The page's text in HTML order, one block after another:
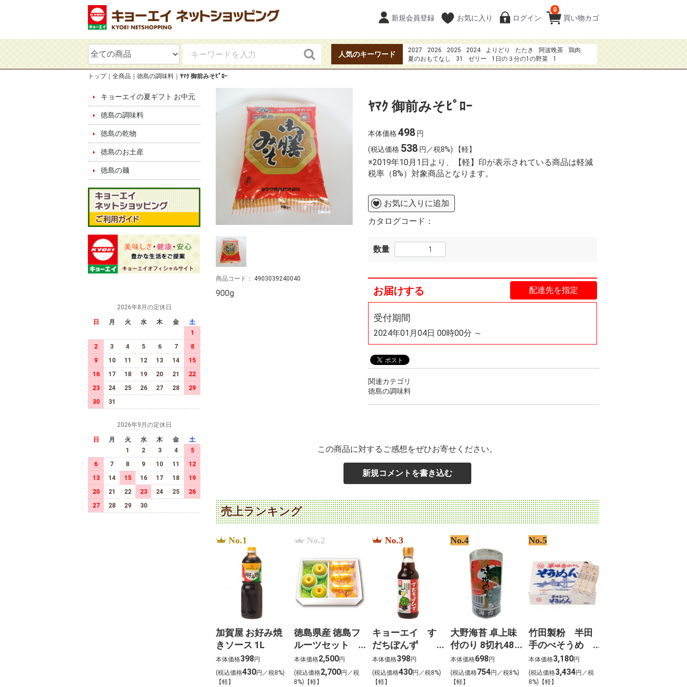
買い物カゴ
0
新規会員登録 お気に入り ログイン
人気のキーワード 2027 2026 2025 2024 よりどり たたき 阿波晩茶
鶏肉
夏のおもてなし
31 ゼリー 1日の３分の1の野菜
1
カツオのたたき
20273点セット4980円
夏のおもてなしお刺身
トップ 全商品 徳島の調味料 ﾔﾏｸ 御前みそﾋﾟﾛｰ
キョーエイの夏ギフト お中元
徳島の調味料
徳島の乾物
徳島のお土産
徳島の麺
2026年8月の定休日
日 月 火 水 木 金
土
1
2
3 4 5 6 7
8
9
10 11 12 13 14
15
16
17 18 19 20 21
22
23
24 25 26 27 28
29
30
31
2026年9月の定休日
日 月 火 水 木 金
土
1
2 3 4
5
6
7 8 9 10 11
12
13
14 15 16 17 18
19
20
21 22 23 24 25
26
27
28 29 30
ﾔﾏｸ 御前みそﾋﾟﾛｰ
本体価格498円
(税込価格 538円／税8%) 【軽】
※2019年10月1日より、【軽】印が表示されている商品は軽減
税率（8%）対象商品となります。
お気に入りに追加
カタログコード：
数量
お届けする 配達先を指定
受付期間
2024年01月04日 00時00分 ～
商品コード： 4903039240040
900g
関連カテゴリ
徳島の調味料
この商品に対するご感想をぜひお寄せください。
新規コメントを書き込む
売上ランキング
No.1
加賀屋 お好み焼
きソース 1L
本体価格398円
(税込価格430円／税8%)
【軽】
No.2
徳島県産 徳島フ
ルーツセット
恵（めぐみ）
本体価格2,500円
(税込価格2,700円／税
8%)【軽】
No.3
キョーエイ す
だちぽんず
360ml
本体価格398円
(税込価格430円／税8%)
【軽】
No.4
大野海苔 卓上味
付のり 8切れ48
枚
本体価格698円
(税込価格754円／税8%)
【軽】
No.5
竹田製粉 半田
手のべそうめ
ん 瀬戸 3kg
本体価格3,180円
(税込価格3,434円／税
8%)【軽】